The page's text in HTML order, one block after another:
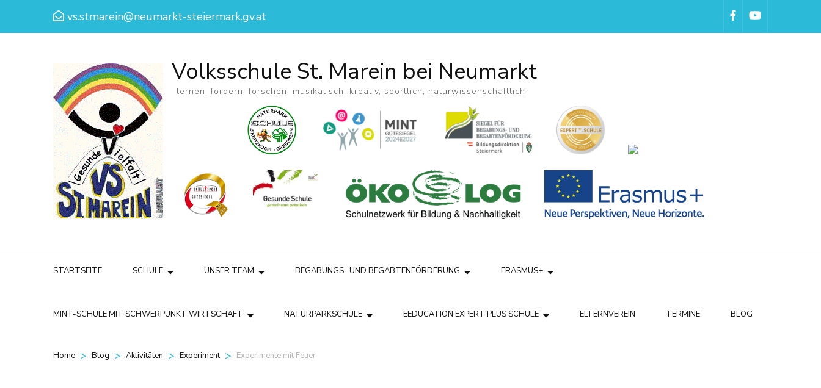
vs.stmarein@neumarkt-steiermark.gv.at
Volksschule St. Marein bei Neumarkt
lernen, fördern, forschen, musikalisch, kreativ, sportlich, naturwissenschaftlich
STARTSEITE SCHULE UNSER TEAM BEGABUNGS- UND BEGABTENFÖRDERUNG ERASMUS+
MINT-SCHULE MIT SCHWERPUNKT WIRTSCHAFT NATURPARKSCHULE EEDUCATION EXPERT PLUS SCHULE ELTERNVEREIN TERMINE BLOG
Home > Blog > Aktivitäten > Experiment > Experimente mit Feuer